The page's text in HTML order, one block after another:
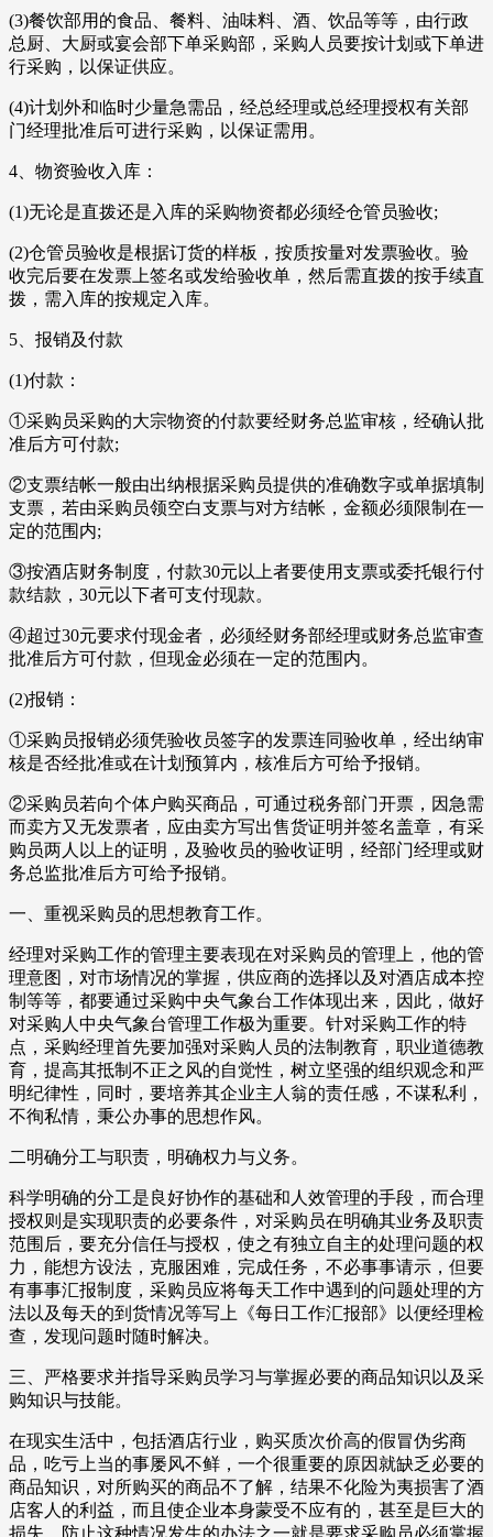
(3)餐饮部用的食品、餐料、油味料、酒、饮品等等，由行政
总厨、大厨或宴会部下单采购部，采购人员要按计划或下单进
行采购，以保证供应。
(4)计划外和临时少量急需品，经总经理或总经理授权有关部
门经理批准后可进行采购，以保证需用。
4、物资验收入库：
(1)无论是直拨还是入库的采购物资都必须经仓管员验收;
(2)仓管员验收是根据订货的样板，按质按量对发票验收。验
收完后要在发票上签名或发给验收单，然后需直拨的按手续直
拨，需入库的按规定入库。
5、报销及付款
(1)付款：
①采购员采购的大宗物资的付款要经财务总监审核，经确认批
准后方可付款;
②支票结帐一般由出纳根据采购员提供的准确数字或单据填制
支票，若由采购员领空白支票与对方结帐，金额必须限制在一
定的范围内;
③按酒店财务制度，付款30元以上者要使用支票或委托银行付
款结款，30元以下者可支付现款。
④超过30元要求付现金者，必须经财务部经理或财务总监审查
批准后方可付款，但现金必须在一定的范围内。
(2)报销：
①采购员报销必须凭验收员签字的发票连同验收单，经出纳审
核是否经批准或在计划预算内，核准后方可给予报销。
②采购员若向个体户购买商品，可通过税务部门开票，因急需
而卖方又无发票者，应由卖方写出售货证明并签名盖章，有采
购员两人以上的证明，及验收员的验收证明，经部门经理或财
务总监批准后方可给予报销。
一、重视采购员的思想教育工作。
经理对采购工作的管理主要表现在对采购员的管理上，他的管
理意图，对市场情况的掌握，供应商的选择以及对酒店成本控
制等等，都要通过采购中央气象台工作体现出来，因此，做好
对采购人中央气象台管理工作极为重要。针对采购工作的特
点，采购经理首先要加强对采购人员的法制教育，职业道德教
育，提高其抵制不正之风的自觉性，树立坚强的组织观念和严
明纪律性，同时，要培养其企业主人翁的责任感，不谋私利，
不徇私情，秉公办事的思想作风。
二明确分工与职责，明确权力与义务。
科学明确的分工是良好协作的基础和人效管理的手段，而合理
授权则是实现职责的必要条件，对采购员在明确其业务及职责
范围后，要充分信任与授权，使之有独立自主的处理问题的权
力，能想方设法，克服困难，完成任务，不必事事请示，但要
有事事汇报制度，采购员应将每天工作中遇到的问题处理的方
法以及每天的到货情况等写上《每日工作汇报部》以便经理检
查，发现问题时随时解决。
三、严格要求并指导采购员学习与掌握必要的商品知识以及采
购知识与技能。
在现实生活中，包括酒店行业，购买质次价高的假冒伪劣商
品，吃亏上当的事屡风不鲜，一个很重要的原因就缺乏必要的
商品知识，对所购买的商品不了解，结果不化险为夷损害了酒
店客人的利益，而且使企业本身蒙受不应有的，甚至是巨大的
损失，防止这种情况发生的办法之一就是要求采购员必须掌握